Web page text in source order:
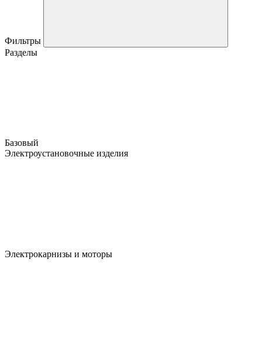
Фильтры
Разделы
Базовый
Электроустановочные изделия
Электрокарнизы и моторы